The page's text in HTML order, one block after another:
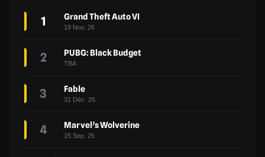
1 Grand Theft Auto VI
19 Nov. 26
2 PUBG: Black Budget
TBA
3 Fable
31 Déc. 26
4 Marvel’s Wolverine
15 Sep. 26